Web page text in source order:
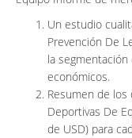
Un estudio
Prevención De
la
económicos.
Resumen de los
Deportivas De
de USD) para